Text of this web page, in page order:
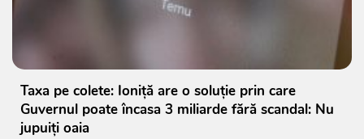
Taxa pe colete: Ioniță are o soluție prin care
Guvernul poate încasa 3 miliarde fără scandal: Nu
jupuiți oaia